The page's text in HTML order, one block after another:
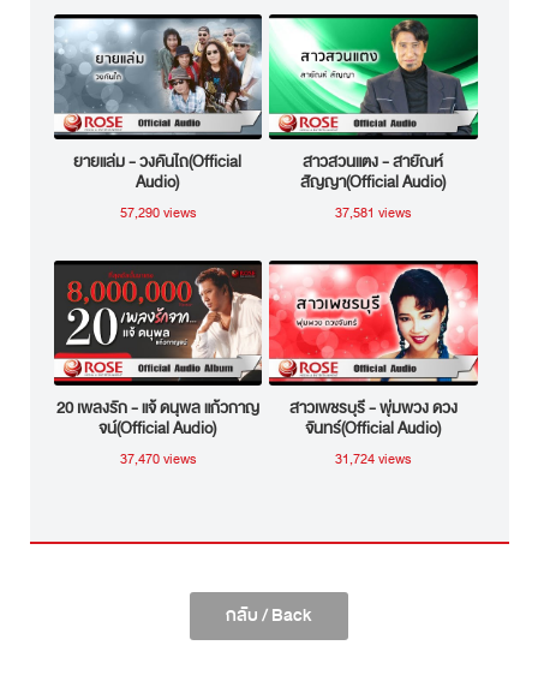
ยายแล่ม - วงคันไถ(Official
Audio)
57,290 views
สาวสวนแตง - สายัณห์
สัญญา(Official Audio)
37,581 views
20 เพลงรัก - แจ้ ดนุพล แก้วกาญ
จน์(Official Audio)
37,470 views
สาวเพชรบุรี - พุ่มพวง ดวง
จันทร์(Official Audio)
31,724 views
กลับ / Back